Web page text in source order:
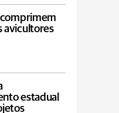
avicultores
estadual